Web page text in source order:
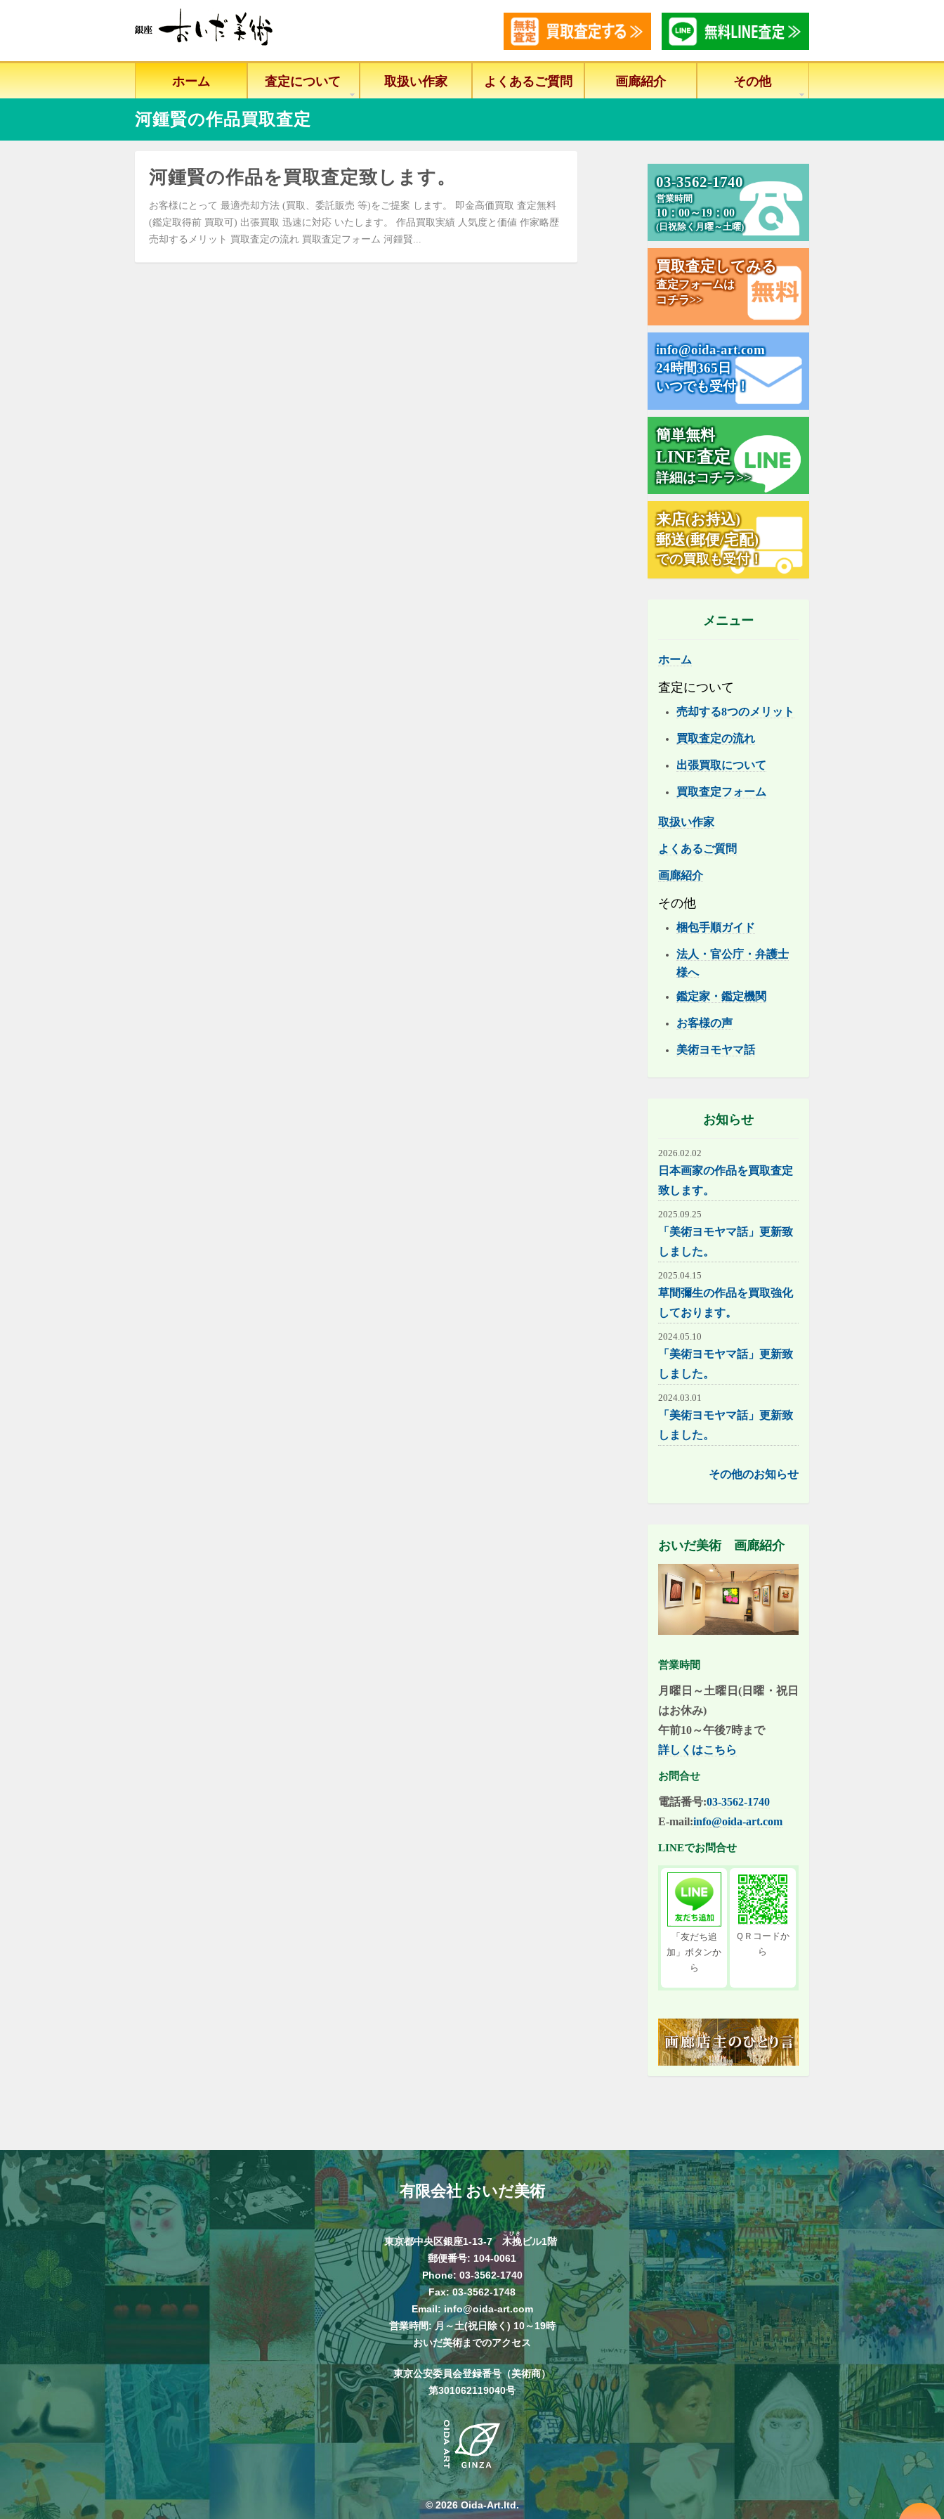
ホーム 査定について 取扱い作家 よくあるご質問 画廊紹介 その他
河鍾賢の作品買取査定
河鍾賢の作品を買取査定致します。
お客様にとって 最適売却方法 (買取、委託販売 等)をご提案 します。 即金高価買取 査定無料
(鑑定取得前 買取可) 出張買取 迅速に対応 いたします。 作品買取実績 人気度と価値 作家略歴
売却するメリット 買取査定の流れ 買取査定フォーム 河鍾賢...
03-3562-1740
営業時間
10：00～19：00
(日祝除く月曜～土曜)
買取査定してみる
査定フォームは
コチラ>>
info@oida-art.com
24時間365日
いつでも受付！
簡単無料
LINE査定
詳細はコチラ>>
来店(お持込)
郵送(郵便/宅配)
での買取も受付！
メニュー
ホーム
査定について
売却する8つのメリット
買取査定の流れ
出張買取について
買取査定フォーム
取扱い作家
よくあるご質問
画廊紹介
その他
梱包手順ガイド
法人・官公庁・弁護士
様へ
鑑定家・鑑定機関
お客様の声
美術ヨモヤマ話
お知らせ
2026.02.02
日本画家の作品を買取査定
致します。
2025.09.25
「美術ヨモヤマ話」更新致
しました。
2025.04.15
草間彌生の作品を買取強化
しております。
2024.05.10
「美術ヨモヤマ話」更新致
しました。
2024.03.01
「美術ヨモヤマ話」更新致
しました。
その他のお知らせ
おいだ美術 画廊紹介
営業時間
月曜日～土曜日(日曜・祝日
はお休み)
午前10～午後7時まで
詳しくはこちら
お問合せ
電話番号:03-3562-1740
E-mail:info@oida-art.com
LINEでお問合せ
「友だち追
加」ボタンか
ら
ＱＲコードか
ら
有限会社 おいだ美術
東京都中央区銀座1-13-7 木挽
こびき
ビル1階
郵便番号: 104-0061
Phone: 03-3562-1740
Fax: 03-3562-1748
Email: info@oida-art.com
営業時間: 月～土(祝日除く) 10～19時
おいだ美術までのアクセス
東京公安委員会登録番号（美術商）
第301062119040号
© 2026 Oida-Art.ltd.